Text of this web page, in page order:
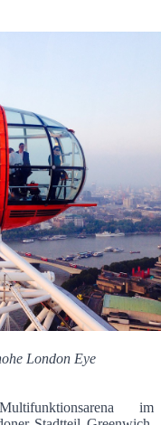
London Eye
im